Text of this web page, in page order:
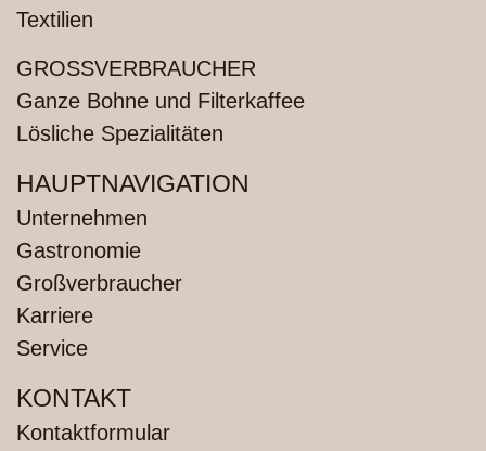
Textilien
GROSSVERBRAUCHER
Ganze Bohne und Filterkaffee
Lösliche Spezialitäten
HAUPTNAVIGATION
Unternehmen
Gastronomie
Großverbraucher
Karriere
Service
KONTAKT
Kontaktformular